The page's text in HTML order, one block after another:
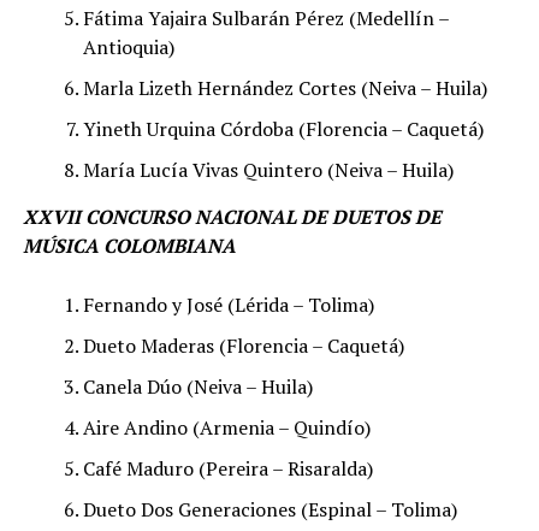
Fátima Yajaira Sulbarán Pérez (Medellín –
Antioquia)
Marla Lizeth Hernández Cortes (Neiva – Huila)
Yineth Urquina Córdoba (Florencia – Caquetá)
María Lucía Vivas Quintero (Neiva – Huila)
XXVII CONCURSO NACIONAL DE DUETOS DE
MÚSICA COLOMBIANA
Fernando y José (Lérida – Tolima)
Dueto Maderas (Florencia – Caquetá)
Canela Dúo (Neiva – Huila)
Aire Andino (Armenia – Quindío)
Café Maduro (Pereira – Risaralda)
Dueto Dos Generaciones (Espinal – Tolima)